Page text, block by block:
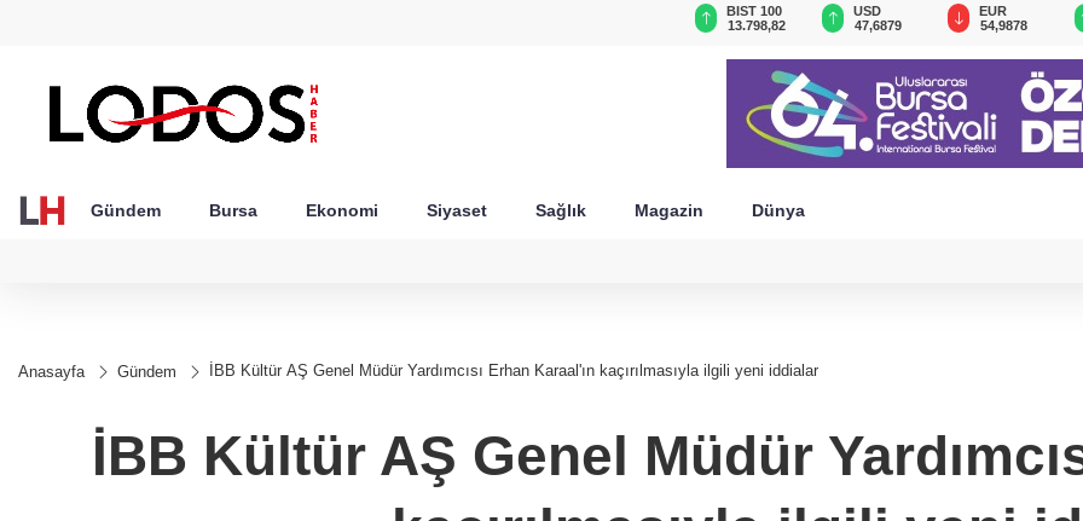
BIST 100
13.798,82
USD
47,6879
EUR
54,9878
Gündem Bursa Ekonomi Siyaset Sağlık Magazin Dünya
Anasayfa Gündem İBB Kültür AŞ Genel Müdür Yardımcısı Erhan Karaal'ın kaçırılmasıyla ilgili yeni iddialar
İBB Kültür AŞ Genel Müdür